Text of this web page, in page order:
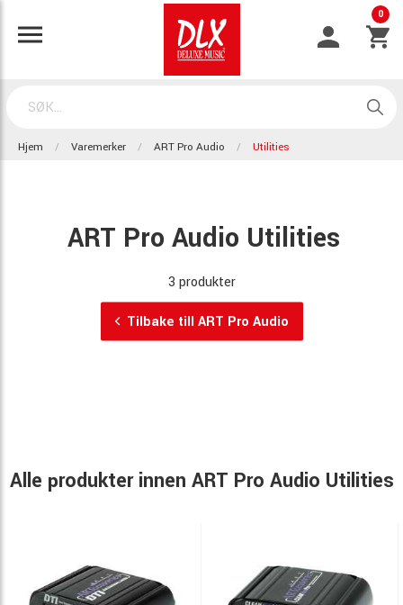
0
Hjem Varemerker ART Pro Audio Utilities
ART Pro Audio Utilities
3 produkter
Tilbake till ART Pro Audio
Alle produkter innen ART Pro Audio Utilities